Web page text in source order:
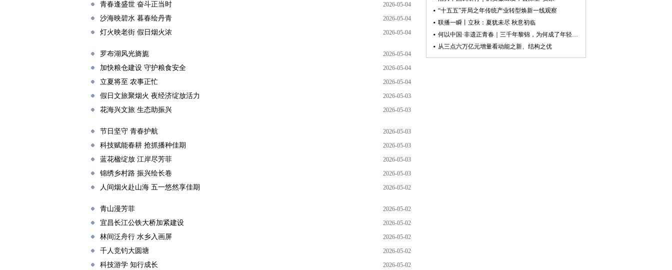
青春逢盛世 奋斗正当时 2026-05-04
沙海映碧水 暮春绘丹青 2026-05-04
灯火映老街 假日烟火浓 2026-05-04
罗布湖风光旖旎 2026-05-04
加快粮仓建设 守护粮食安全 2026-05-04
立夏将至 农事正忙 2026-05-04
假日文旅聚烟火 夜经济绽放活力 2026-05-03
花海兴文旅 生态助振兴 2026-05-03
节日坚守 青春护航 2026-05-03
科技赋能春耕 抢抓播种佳期 2026-05-03
蓝花楹绽放 江岸尽芳菲 2026-05-03
锦绣乡村路 振兴绘长卷 2026-05-03
人间烟火赴山海 五一悠然享佳期 2026-05-02
青山漫芳菲 2026-05-02
宜昌长江公铁大桥加紧建设 2026-05-02
林间泛舟行 水乡入画屏 2026-05-02
千人竞钓大圆塘 2026-05-02
科技游学 知行成长 2026-05-02